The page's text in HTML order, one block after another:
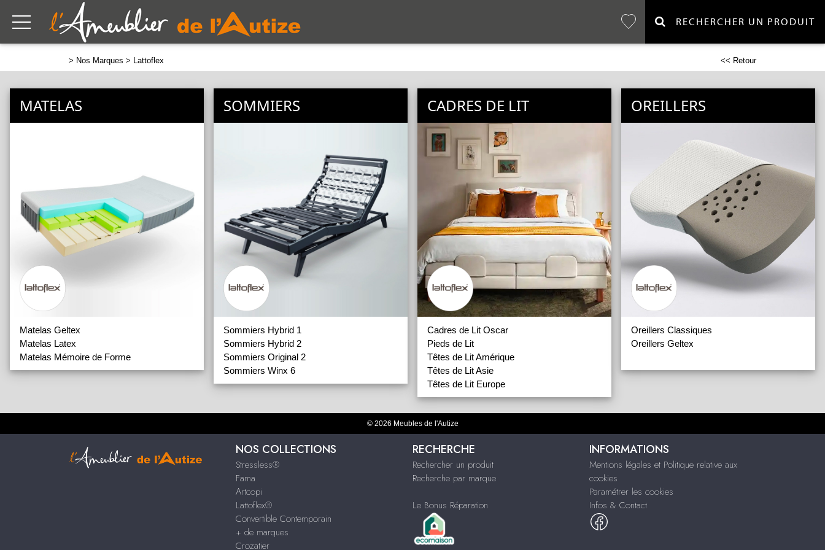
RECHERCHER UN PRODUIT
> Nos Marques > Lattoflex << Retour
MATELAS
Matelas Geltex
Matelas Latex
Matelas Mémoire de Forme
SOMMIERS
Sommiers Hybrid 1
Sommiers Hybrid 2
Sommiers Original 2
Sommiers Winx 6
CADRES DE LIT
Cadres de Lit Oscar
Pieds de Lit
Têtes de Lit Amérique
Têtes de Lit Asie
Têtes de Lit Europe
OREILLERS
Oreillers Classiques
Oreillers Geltex
© 2026 Meubles de l'Autize
NOS COLLECTIONS
Stressless®
Fama
Artcopi
Lattoflex®
Convertible Contemporain
+ de marques
Crozatier
RECHERCHE
Rechercher un produit
Recherche par marque
Le Bonus Réparation
INFORMATIONS
Mentions légales et Politique relative aux
cookies
Paramétrer les cookies
Infos & Contact